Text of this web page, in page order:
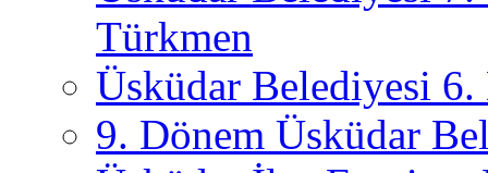
Türkmen
Üsküdar Belediyesi 6.
9. Dönem Üsküdar